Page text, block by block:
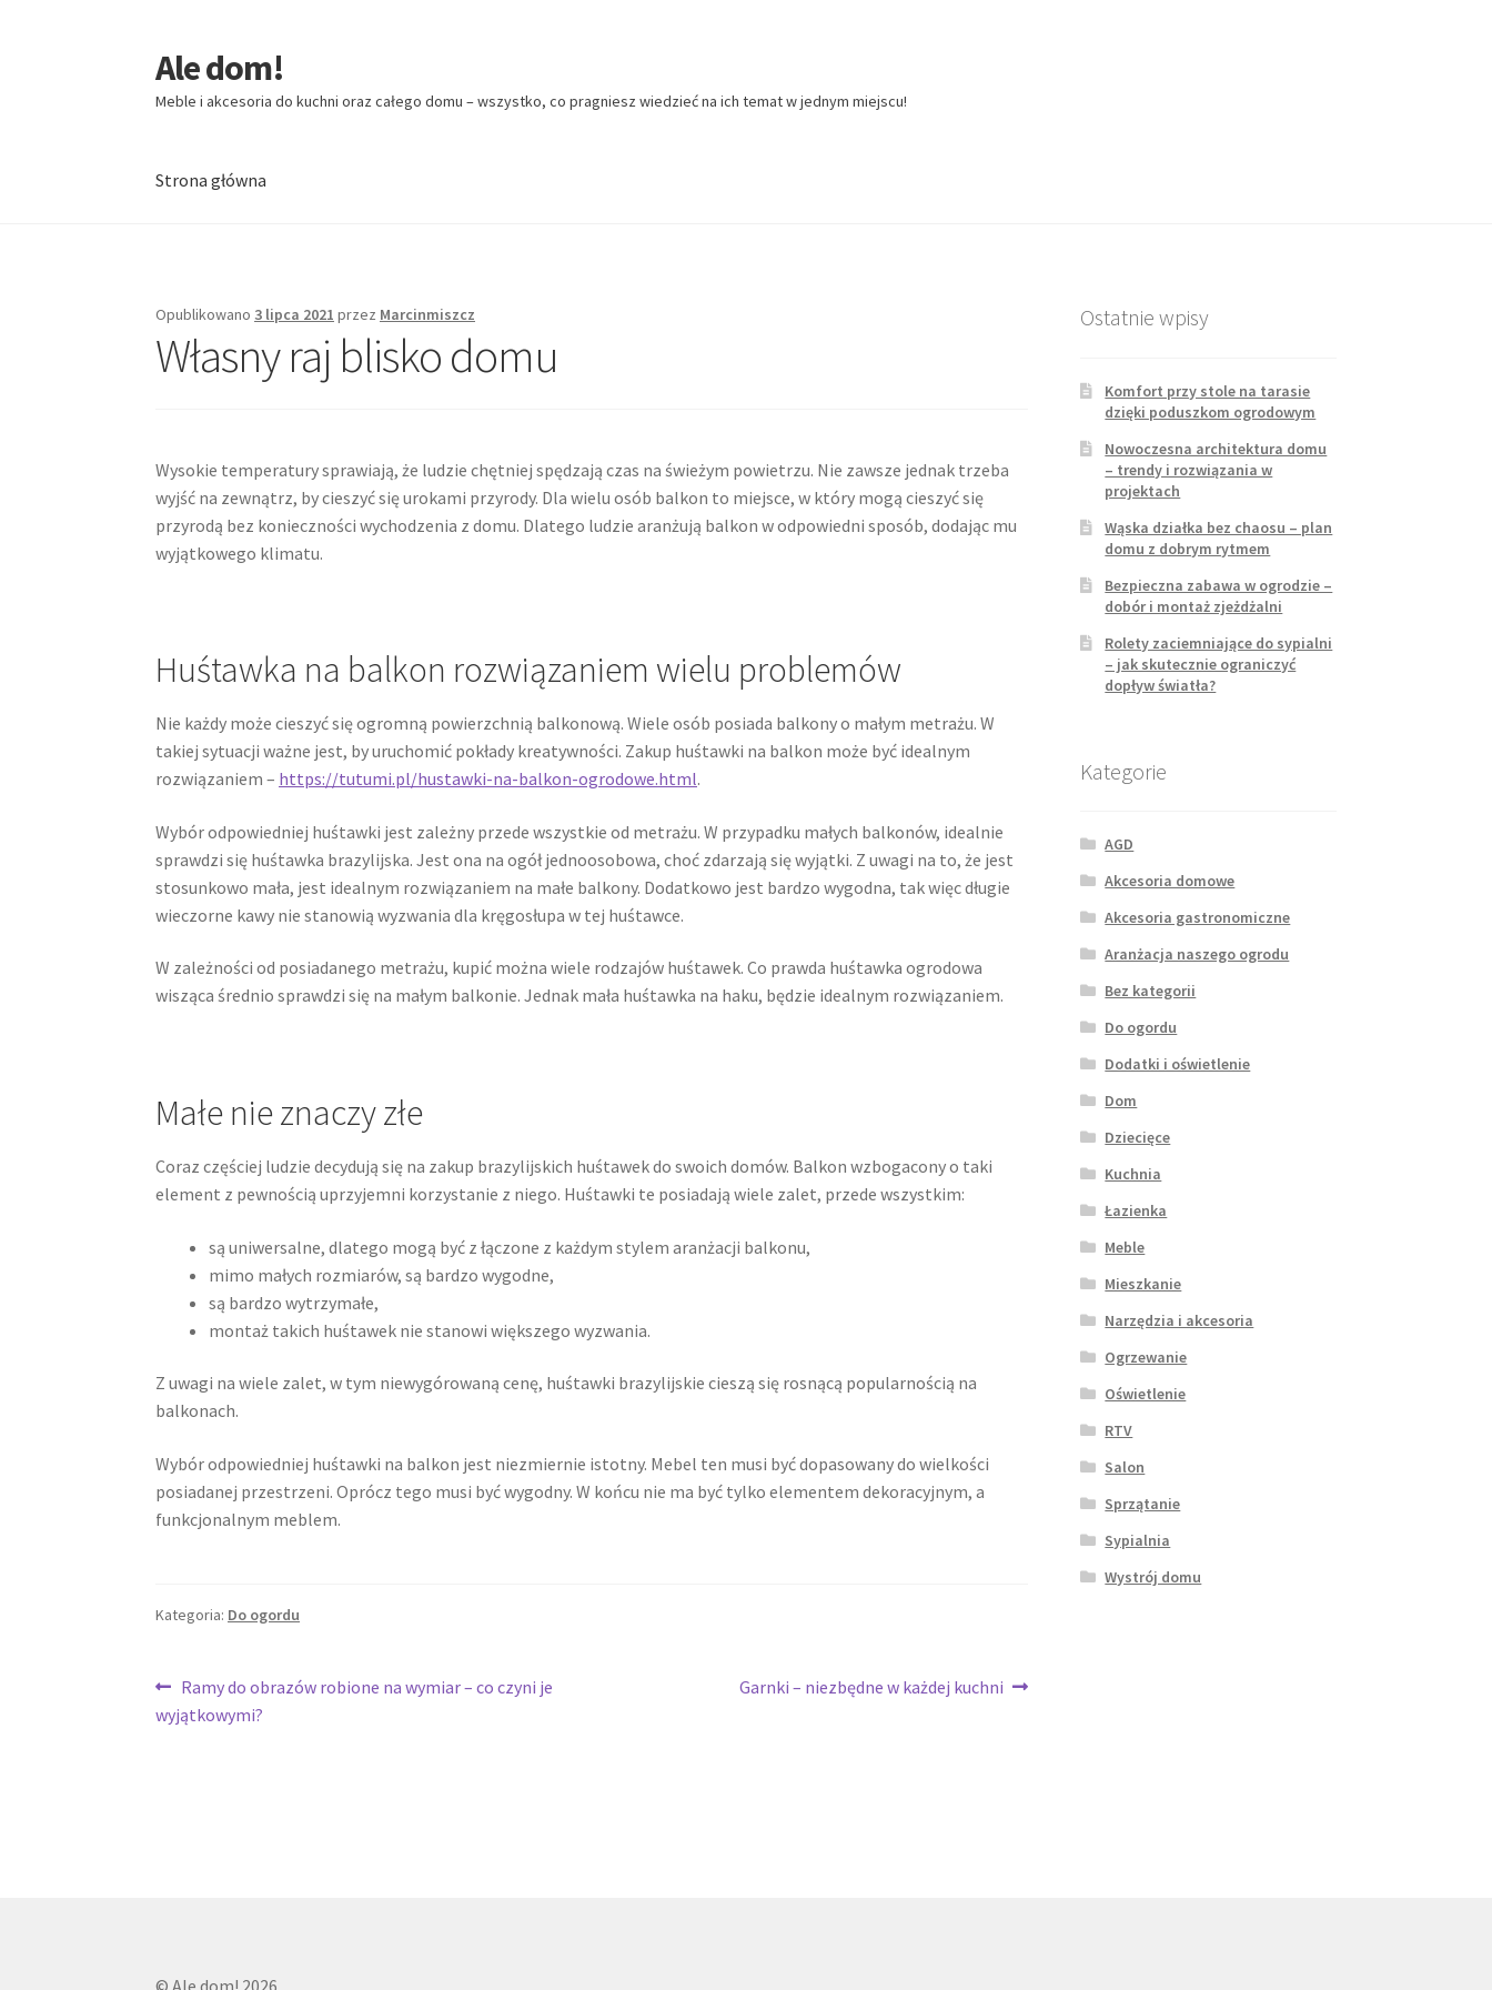
Przejdź
do
nawigacji
Przejdź
do
treści
Ale dom!
Meble i akcesoria do kuchni oraz całego domu – wszystko, co pragniesz wiedzieć na ich temat w jednym miejscu!
Strona główna
Opublikowano 3 lipca 2021 przez Marcinmiszcz
Własny raj blisko domu
Wysokie temperatury sprawiają, że ludzie chętniej spędzają czas na świeżym powietrzu. Nie zawsze jednak trzeba
wyjść na zewnątrz, by cieszyć się urokami przyrody. Dla wielu osób balkon to miejsce, w który mogą cieszyć się
przyrodą bez konieczności wychodzenia z domu. Dlatego ludzie aranżują balkon w odpowiedni sposób, dodając mu
wyjątkowego klimatu.
Huśtawka na balkon rozwiązaniem wielu problemów
Nie każdy może cieszyć się ogromną powierzchnią balkonową. Wiele osób posiada balkony o małym metrażu. W
takiej sytuacji ważne jest, by uruchomić pokłady kreatywności. Zakup huśtawki na balkon może być idealnym
rozwiązaniem – https://tutumi.pl/hustawki-na-balkon-ogrodowe.html.
Wybór odpowiedniej huśtawki jest zależny przede wszystkie od metrażu. W przypadku małych balkonów, idealnie
sprawdzi się huśtawka brazylijska. Jest ona na ogół jednoosobowa, choć zdarzają się wyjątki. Z uwagi na to, że jest
stosunkowo mała, jest idealnym rozwiązaniem na małe balkony. Dodatkowo jest bardzo wygodna, tak więc długie
wieczorne kawy nie stanowią wyzwania dla kręgosłupa w tej huśtawce.
W zależności od posiadanego metrażu, kupić można wiele rodzajów huśtawek. Co prawda huśtawka ogrodowa
wisząca średnio sprawdzi się na małym balkonie. Jednak mała huśtawka na haku, będzie idealnym rozwiązaniem.
Małe nie znaczy złe
Coraz częściej ludzie decydują się na zakup brazylijskich huśtawek do swoich domów. Balkon wzbogacony o taki
element z pewnością uprzyjemni korzystanie z niego. Huśtawki te posiadają wiele zalet, przede wszystkim:
są uniwersalne, dlatego mogą być z łączone z każdym stylem aranżacji balkonu,
mimo małych rozmiarów, są bardzo wygodne,
są bardzo wytrzymałe,
montaż takich huśtawek nie stanowi większego wyzwania.
Z uwagi na wiele zalet, w tym niewygórowaną cenę, huśtawki brazylijskie cieszą się rosnącą popularnością na
balkonach.
Wybór odpowiedniej huśtawki na balkon jest niezmiernie istotny. Mebel ten musi być dopasowany do wielkości
posiadanej przestrzeni. Oprócz tego musi być wygodny. W końcu nie ma być tylko elementem dekoracyjnym, a
funkcjonalnym meblem.
Kategoria: Do ogordu
Nawigacja
wpisu
Poprzedni
wpis:
Ramy do obrazów robione na wymiar – co czyni je
wyjątkowymi?
Następny
Garnki – niezbędne w każdej kuchni
Ostatnie wpisy
Komfort przy stole na tarasie
dzięki poduszkom ogrodowym
Nowoczesna architektura domu
– trendy i rozwiązania w
projektach
Wąska działka bez chaosu – plan
domu z dobrym rytmem
Bezpieczna zabawa w ogrodzie –
dobór i montaż zjeżdżalni
Rolety zaciemniające do sypialni
– jak skutecznie ograniczyć
dopływ światła?
Kategorie
AGD
Akcesoria domowe
Akcesoria gastronomiczne
Aranżacja naszego ogrodu
Bez kategorii
Do ogordu
Dodatki i oświetlenie
Dom
Dziecięce
Kuchnia
Łazienka
Meble
Mieszkanie
Narzędzia i akcesoria
Ogrzewanie
Oświetlenie
RTV
Salon
Sprzątanie
Sypialnia
Wystrój domu